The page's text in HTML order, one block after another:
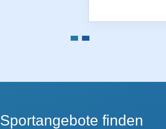
Sportangebote finden